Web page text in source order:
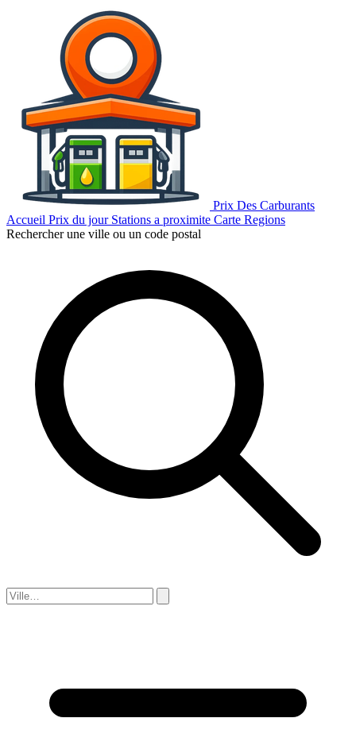
Prix Des Carburants
Accueil Prix du jour Stations a proximite Carte Regions
Rechercher une ville ou un code postal